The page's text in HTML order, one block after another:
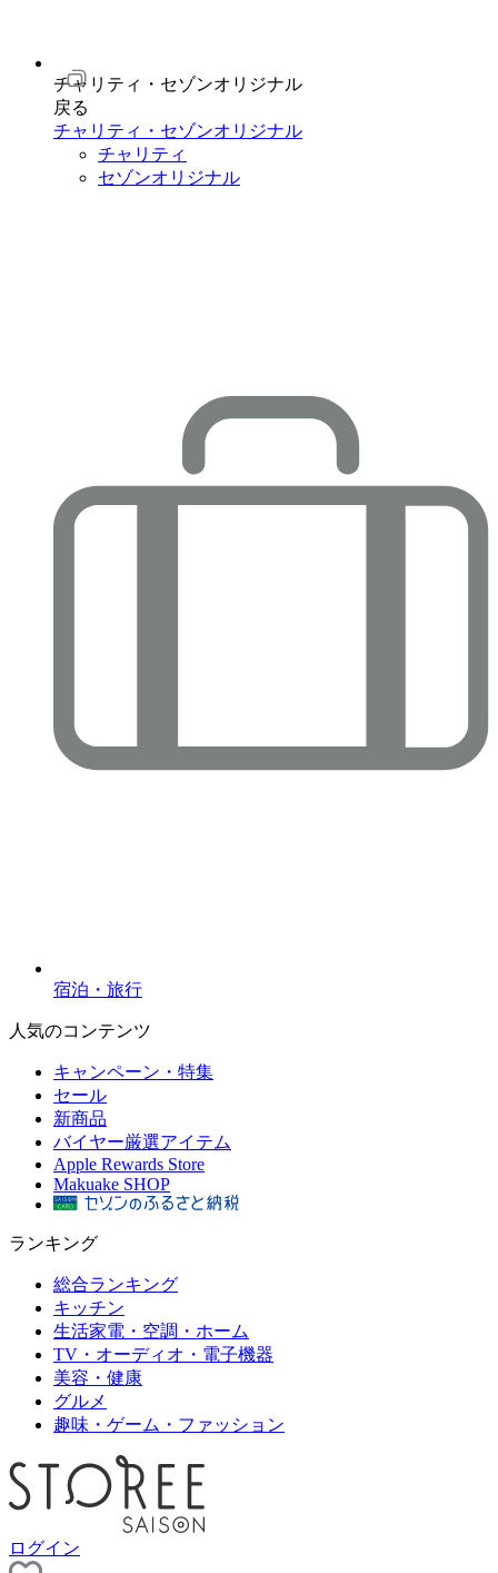
チャリティ・セゾンオリジナル
戻る
チャリティ・セゾンオリジナル
チャリティ
セゾンオリジナル
宿泊・旅行
人気のコンテンツ
キャンペーン・特集
セール
新商品
バイヤー厳選アイテム
Apple Rewards Store
Makuake SHOP
ランキング
総合ランキング
キッチン
生活家電・空調・ホーム
TV・オーディオ・電子機器
美容・健康
グルメ
趣味・ゲーム・ファッション
ログイン